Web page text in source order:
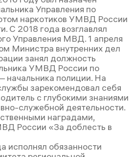
Управления по
наркотиков УМВД России
С 2018 года возглавлял
Управления МВД. 1 апреля
Министра внутренних дел
занял должность
УМВД России по
начальника полиции. На
зарекомендовал себя
с глубокими знаниями
служебной деятельности.
наградами,
России «За доблесть в
исполнял обязанности